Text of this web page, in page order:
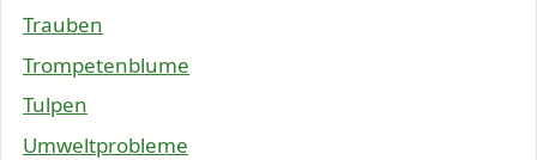
Trauben
Trompetenblume
Tulpen
Umweltprobleme